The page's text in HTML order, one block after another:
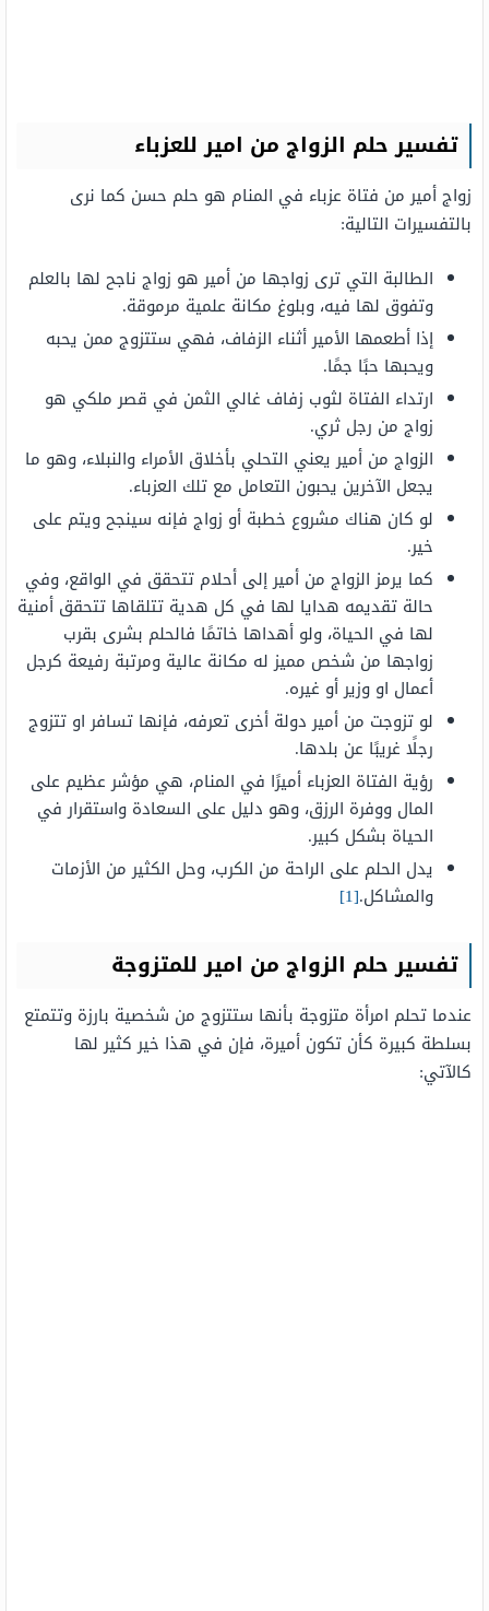
تفسير حلم الزواج من امير للعزباء
زواج أمير من فتاة عزباء في المنام هو حلم حسن كما نرى
بالتفسيرات التالية:
الطالبة التي ترى زواجها من أمير هو زواج ناجح لها بالعلم
وتفوق لها فيه، وبلوغ مكانة علمية مرموقة.
إذا أطعمها الأمير أثناء الزفاف، فهي ستتزوج ممن يحبه
ويحبها حبًا جمًا.
ارتداء الفتاة لثوب زفاف غالي الثمن في قصر ملكي هو
زواج من رجل ثري.
الزواج من أمير يعني التحلي بأخلاق الأمراء والنبلاء، وهو ما
يجعل الآخرين يحبون التعامل مع تلك العزباء.
لو كان هناك مشروع خطبة أو زواج فإنه سينجح ويتم على
خير.
كما يرمز الزواج من أمير إلى أحلام تتحقق في الواقع، وفي
حالة تقديمه هدايا لها في كل هدية تتلقاها تتحقق أمنية
لها في الحياة، ولو أهداها خاتمًا فالحلم بشرى بقرب
زواجها من شخص مميز له مكانة عالية ومرتبة رفيعة كرجل
أعمال او وزير أو غيره.
لو تزوجت من أمير دولة أخرى تعرفه، فإنها تسافر او تتزوج
رجلًا غريبًا عن بلدها.
رؤية الفتاة العزباء أميرًا في المنام، هي مؤشر عظيم على
المال ووفرة الرزق، وهو دليل على السعادة واستقرار في
الحياة بشكل كبير.
يدل الحلم على الراحة من الكرب، وحل الكثير من الأزمات
والمشاكل.[1]
تفسير حلم الزواج من امير للمتزوجة
عندما تحلم امرأة متزوجة بأنها ستتزوج من شخصية بارزة وتتمتع
بسلطة كبيرة كأن تكون أميرة، فإن في هذا خير كثير لها
كالآتي: